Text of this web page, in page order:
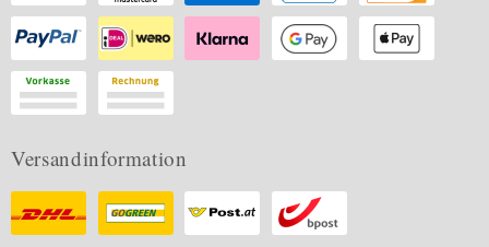
Versandinformation